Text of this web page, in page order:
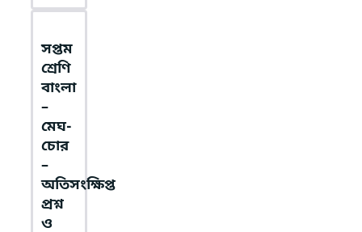
সপ্তম
শ্রেণি
বাংলা
–
মেঘ-
চোর
–
অতিসংক্ষিপ্ত
প্রশ্ন
ও